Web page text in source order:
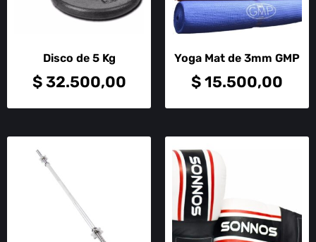
Disco de 5 Kg
$32.500,00
Yoga Mat de 3mm GMP
$15.500,00